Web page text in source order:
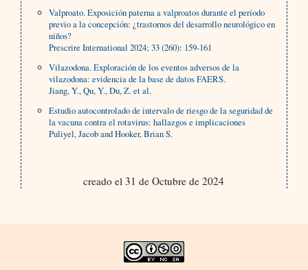
Valproato. Exposición paterna a valproatos durante el período
previo a la concepción: ¿trastornos del desarrollo neurológico en
niños?
Prescrire International 2024; 33 (260): 159-161
Vilazodona. Exploración de los eventos adversos de la
vilazodona: evidencia de la base de datos FAERS.
Jiang, Y., Qu, Y., Du, Z. et al.
Estudio autocontrolado de intervalo de riesgo de la seguridad de
la vacuna contra el rotavirus: hallazgos e implicaciones
Puliyel, Jacob and Hooker, Brian S.
creado el 31 de Octubre de 2024